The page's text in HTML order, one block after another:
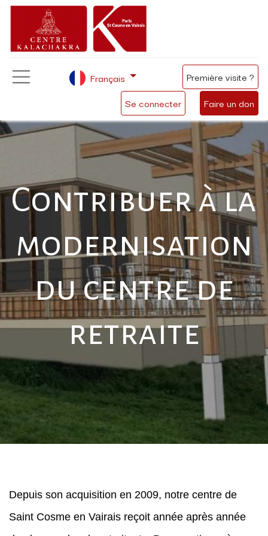
Se connecter Faire un don
Français Première visite ?
Contribuer à la
modernisation
du centre de
retraite
Depuis son acquisition en 2009, notre centre de
Saint Cosme en Vairais reçoit année après année